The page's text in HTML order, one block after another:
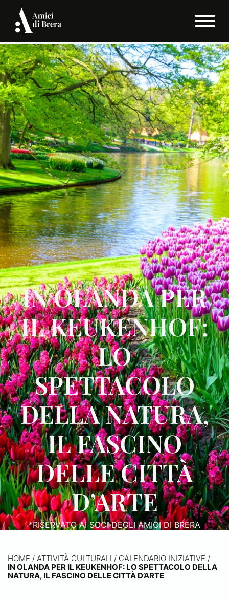
IN OLANDA PER
IL KEUKENHOF:
LO
SPETTACOLO
DELLA NATURA,
IL FASCINO
DELLE CITTÀ
D’ARTE
*RISERVATO AI SOCI DEGLI AMICI DI BRERA
HOME / ATTIVITÀ CULTURALI / CALENDARIO INIZIATIVE /
IN OLANDA PER IL KEUKENHOF: LO SPETTACOLO DELLA
NATURA, IL FASCINO DELLE CITTÀ D’ARTE